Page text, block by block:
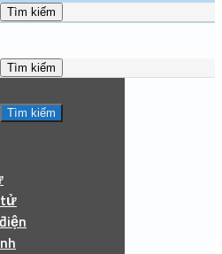
Tìm kiếm
Tìm kiếm
Tìm kiếm
tử